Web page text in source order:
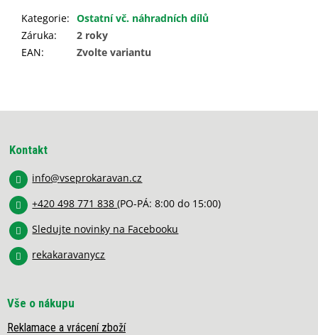
Kategorie: Ostatní vč. náhradních dílů
Záruka:
2 roky
EAN: Zvolte variantu
Kontakt
info@vseprokaravan.cz
+420 498 771 838(PO-PÁ: 8:00 do 15:00)
Sledujte novinky na Facebooku
rekakaravanycz
Vše o nákupu
Reklamace a vrácení zboží